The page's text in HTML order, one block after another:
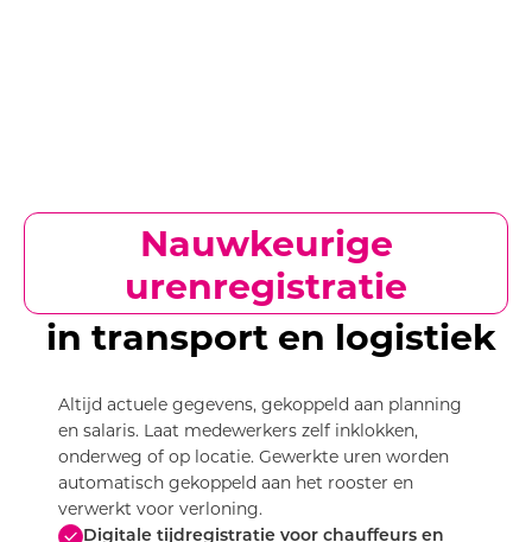
Nauwkeurige
urenregistratie
in transport en logistiek
Altijd actuele gegevens, gekoppeld aan planning
en salaris. Laat medewerkers zelf inklokken,
onderweg of op locatie. Gewerkte uren worden
automatisch gekoppeld aan het rooster en
verwerkt voor verloning.
Digitale tijdregistratie voor chauffeurs en